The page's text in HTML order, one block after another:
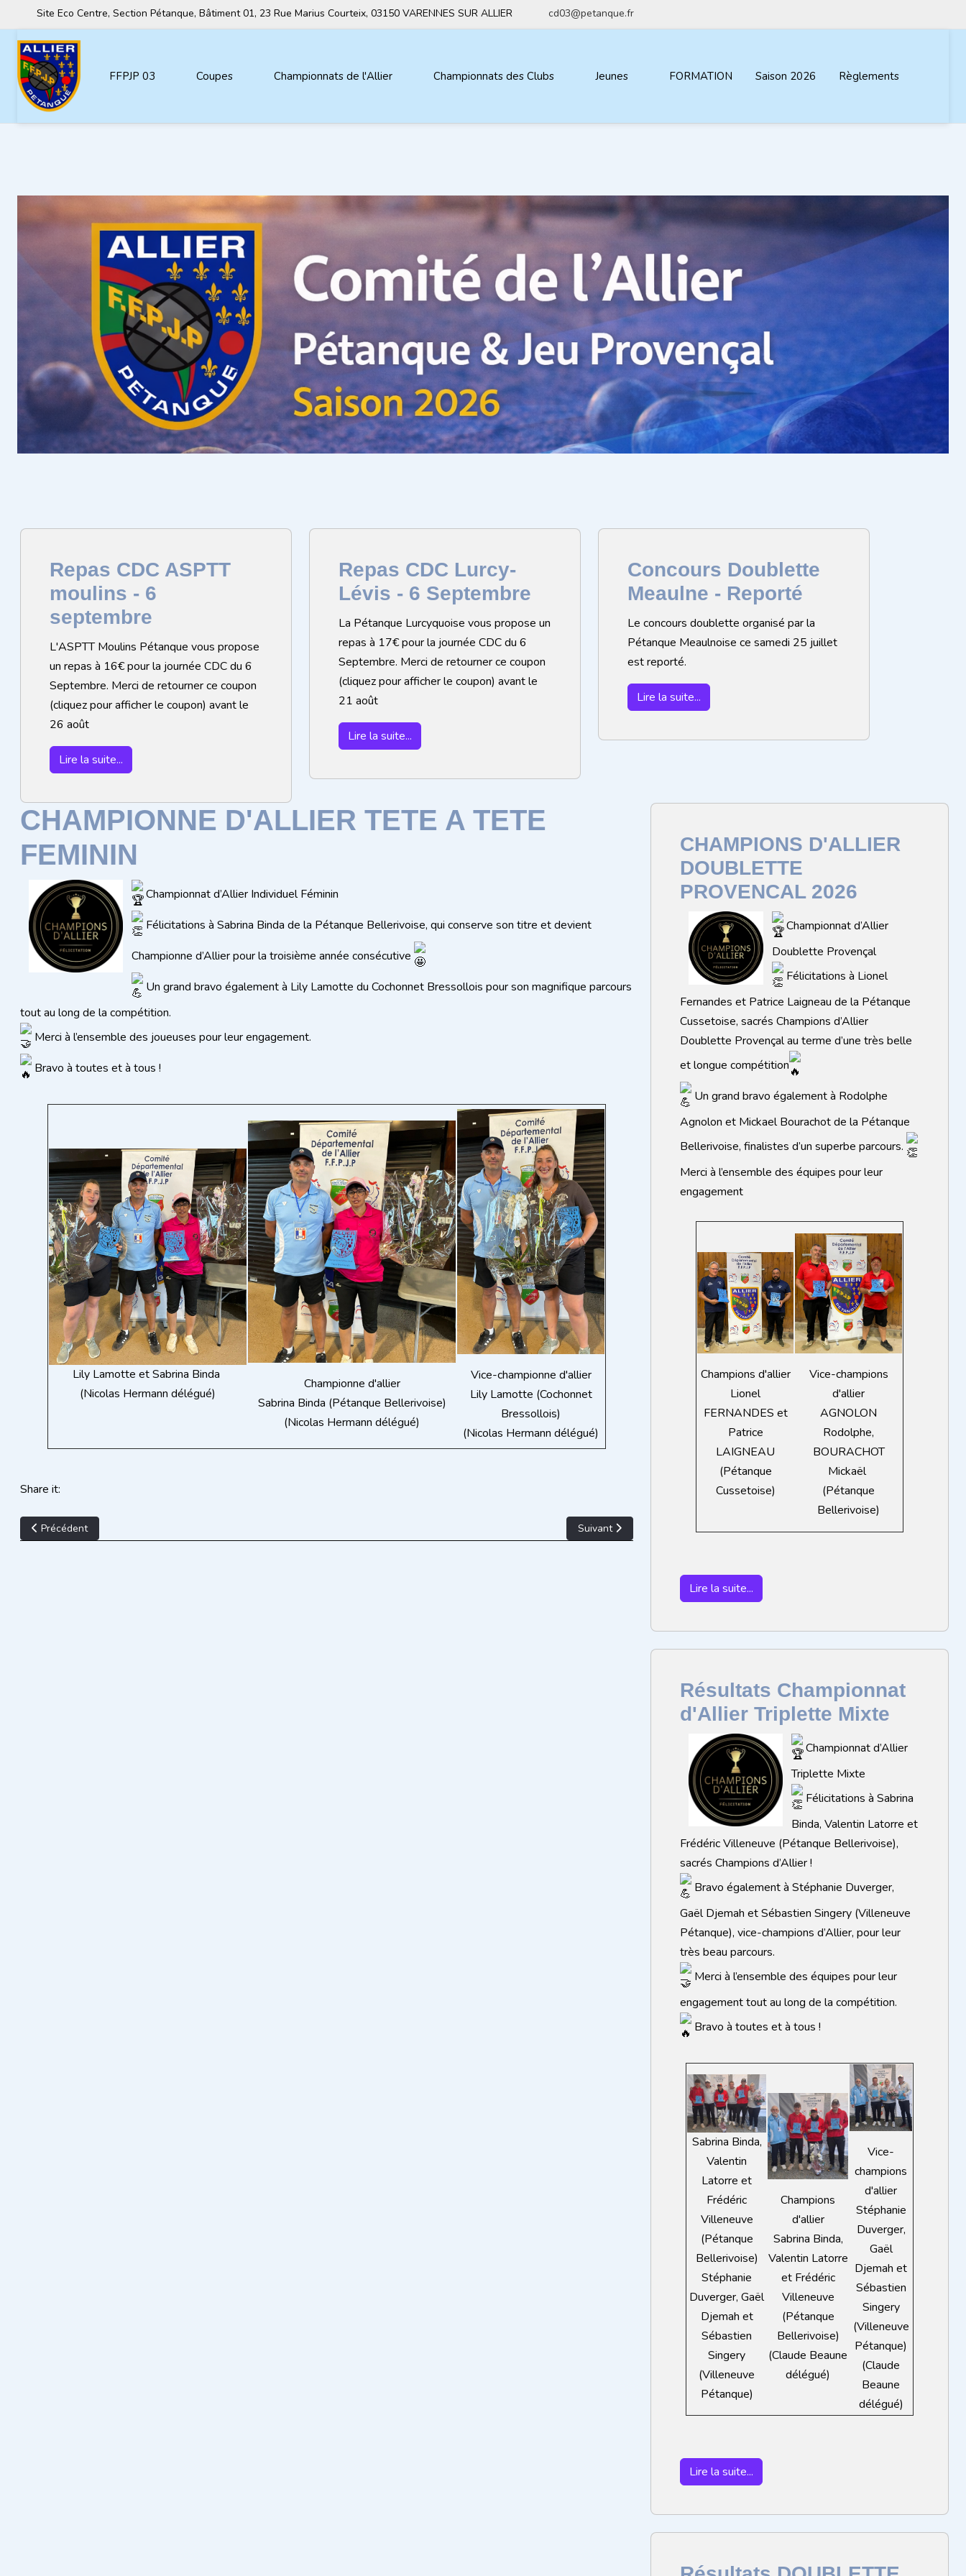
Site Eco Centre, Section Pétanque, Bâtiment 01, 23 Rue Marius Courteix, 03150 VARENNES SUR ALLIER cd03@petanque.fr
FFPJP 03 Coupes Championnats de l'Allier Championnats des Clubs Jeunes FORMATION Saison 2026 Règlements
Repas CDC ASPTT
moulins - 6
septembre
L'ASPTT Moulins Pétanque vous propose
un repas à 16€ pour la journée CDC du 6
Septembre. Merci de retourner ce coupon
(cliquez pour afficher le coupon) avant le
26 août
Lire la suite...
Repas CDC Lurcy-
Lévis - 6 Septembre
La Pétanque Lurcyquoise vous propose un
repas à 17€ pour la journée CDC du 6
Septembre. Merci de retourner ce coupon
(cliquez pour afficher le coupon) avant le
21 août
Lire la suite...
Concours Doublette
Meaulne - Reporté
Le concours doublette organisé par la
Pétanque Meaulnoise ce samedi 25 juillet
est reporté.
Lire la suite...
CHAMPIONNE D'ALLIER TETE A TETE
FEMININ
Championnat d’Allier Individuel Féminin
Félicitations à Sabrina Binda de la Pétanque Bellerivoise, qui conserve son titre et devient
Championne d’Allier pour la troisième année consécutive
Un grand bravo également à Lily Lamotte du Cochonnet Bressollois pour son magnifique parcours
tout au long de la compétition.
Merci à l’ensemble des joueuses pour leur engagement.
Bravo à toutes et à tous !
Lily Lamotte et Sabrina Binda
(Nicolas Hermann délégué)
Championne d'allier
Sabrina Binda (Pétanque Bellerivoise)
(Nicolas Hermann délégué)
Vice-championne d'allier
Lily Lamotte (Cochonnet
Bressollois)
(Nicolas Hermann délégué)
Share it:
Article précédent : Résultats DOUBLETTE MASCULIN
Précédent Article suivant : Résultats Championnat d'allier Doublette Mixte 2026
Suivant
CHAMPIONS D'ALLIER
DOUBLETTE
PROVENCAL 2026
Championnat d’Allier
Doublette Provençal
Félicitations à Lionel
Fernandes et Patrice Laigneau de la Pétanque
Cussetoise, sacrés Champions d’Allier
Doublette Provençal au terme d’une très belle
et longue compétition
Un grand bravo également à Rodolphe
Agnolon et Mickael Bourachot de la Pétanque
Bellerivoise, finalistes d’un superbe parcours.
Merci à l’ensemble des équipes pour leur
engagement
Champions d'allier
Lionel
FERNANDES et
Patrice
LAIGNEAU
(Pétanque
Cussetoise)
Vice-champions
d'allier
AGNOLON
Rodolphe,
BOURACHOT
Mickaël
(Pétanque
Bellerivoise)
Lire la suite...
Résultats Championnat
d'Allier Triplette Mixte
Championnat d’Allier
Triplette Mixte
Félicitations à Sabrina
Binda, Valentin Latorre et
Frédéric Villeneuve (Pétanque Bellerivoise),
sacrés Champions d’Allier !
Bravo également à Stéphanie Duverger,
Gaël Djemah et Sébastien Singery (Villeneuve
Pétanque), vice-champions d’Allier, pour leur
très beau parcours.
Merci à l’ensemble des équipes pour leur
engagement tout au long de la compétition.
Bravo à toutes et à tous !
Sabrina Binda,
Valentin
Latorre et
Frédéric
Villeneuve
(Pétanque
Bellerivoise)
Stéphanie
Duverger, Gaël
Djemah et
Sébastien
Singery
(Villeneuve
Pétanque)
Champions
d'allier
Sabrina Binda,
Valentin Latorre
et Frédéric
Villeneuve
(Pétanque
Bellerivoise)
(Claude Beaune
délégué)
Vice-
champions
d'allier
Stéphanie
Duverger,
Gaël
Djemah et
Sébastien
Singery
(Villeneuve
Pétanque)
(Claude
Beaune
délégué)
Lire la suite...